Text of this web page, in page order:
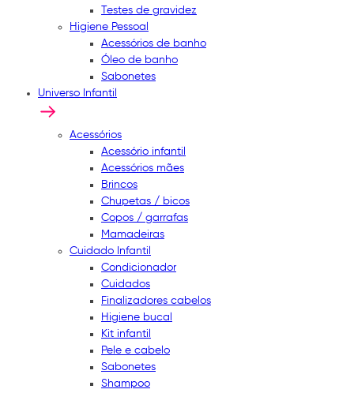
Testes de gravidez
Higiene Pessoal
Acessórios de banho
Óleo de banho
Sabonetes
Universo Infantil
Acessórios
Acessório infantil
Acessórios mães
Brincos
Chupetas / bicos
Copos / garrafas
Mamadeiras
Cuidado Infantil
Condicionador
Cuidados
Finalizadores cabelos
Higiene bucal
Kit infantil
Pele e cabelo
Sabonetes
Shampoo